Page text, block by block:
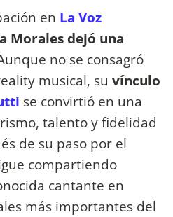
en La Voz
Morales dejó una
no se consagró
musical, su vínculo
se convirtió en una
talento y fidelidad
de su paso por el
compartiendo
cantante en
más importantes del